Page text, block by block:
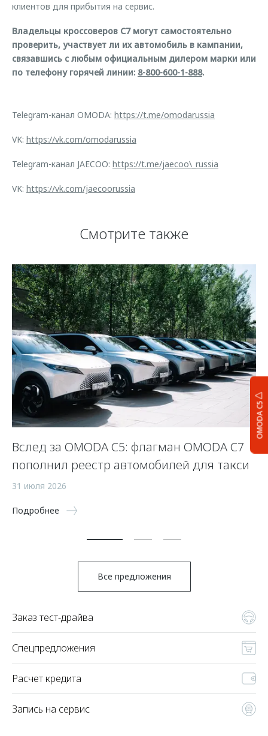
OMODA C5
клиентов для прибытия на сервис.
Владельцы кроссоверов С7 могут самостоятельно
проверить, участвует ли их автомобиль в кампании,
связавшись с любым официальным дилером марки или
по телефону горячей линии: 8-800-600-1-888.
Telegram-канал OMODA: https://t.me/omodarussia
VK: https://vk.com/omodarussia
Telegram-канал JAECOO: https://t.me/jaecoo\_russia
VK: https://vk.com/jaecoorussia
Смотрите также
Вслед за OMODA C5: флагман OMODA C7
пополнил реестр автомобилей для такси
31 июля 2026
Подробнее
Все предложения
Заказ тест-драйва
Спецпредложения
Расчет кредита
Запись на сервис